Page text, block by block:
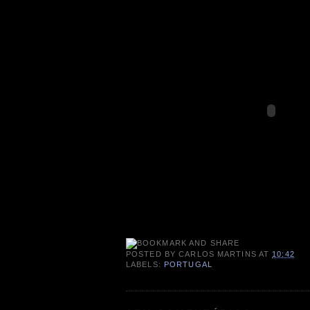
POSTED BYCARLOS MARTINS AT 10:42
LABELS:
PORTUGAL